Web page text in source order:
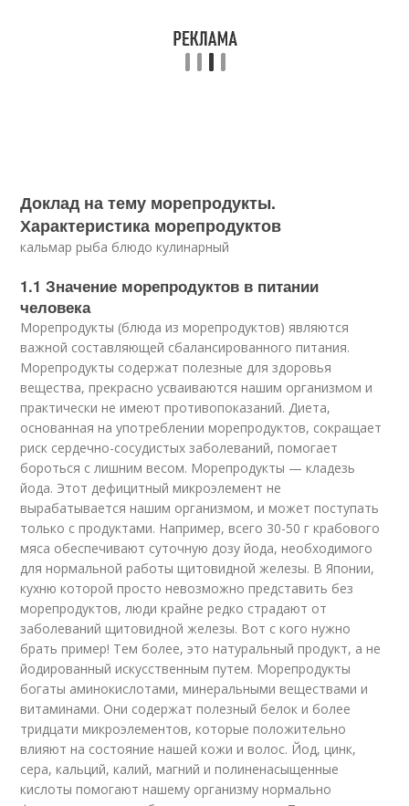
Доклад на тему морепродукты.
Характеристика морепродуктов
кальмар рыба блюдо кулинарный
1.1 Значение морепродуктов в питании
человека
Морепродукты (блюда из морепродуктов) являются
важной составляющей сбалансированного питания.
Морепродукты содержат полезные для здоровья
вещества, прекрасно усваиваются нашим организмом и
практически не имеют противопоказаний. Диета,
основанная на употреблении морепродуктов, сокращает
риск сердечно-сосудистых заболеваний, помогает
бороться с лишним весом. Морепродукты — кладезь
йода. Этот дефицитный микроэлемент не
вырабатывается нашим организмом, и может поступать
только с продуктами. Например, всего 30-50 г крабового
мяса обеспечивают суточную дозу йода, необходимого
для нормальной работы щитовидной железы. В Японии,
кухню которой просто невозможно представить без
морепродуктов, люди крайне редко страдают от
заболеваний щитовидной железы. Вот с кого нужно
брать пример! Тем более, это натуральный продукт, а не
йодированный искусственным путем. Морепродукты
богаты аминокислотами, минеральными веществами и
витаминами. Они содержат полезный белок и более
тридцати микроэлементов, которые положительно
влияют на состояние нашей кожи и волос. Йод, цинк,
сера, кальций, калий, магний и полиненасыщенные
кислоты помогают нашему организму нормально